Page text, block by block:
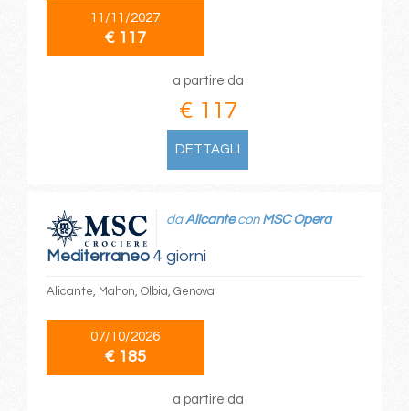
11/11/2027
€ 117
a partire da
€ 117
DETTAGLI
Mediterraneo4 giorni
daAlicantecon MSC Opera
Alicante, Mahon, Olbia, Genova
07/10/2026
€ 185
a partire da